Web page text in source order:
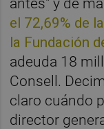
antes" y de
el 72,69% de
la Fundación
adeuda 18
Consell.
claro cuándo
director